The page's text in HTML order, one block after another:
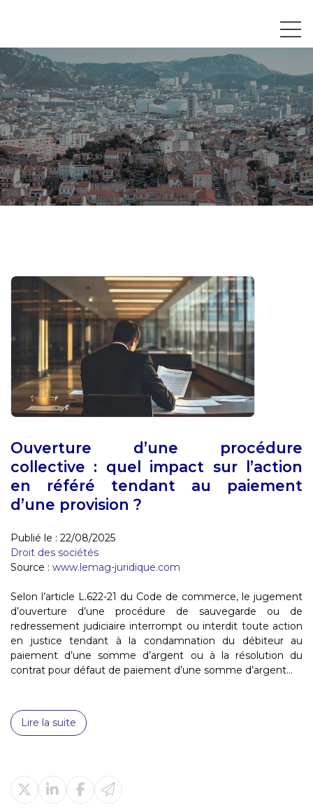
Ouverture d’une procédure
collective : quel impact sur l’action
en référé tendant au paiement
d’une provision ?
Publié le : 22/08/2025
Droit des sociétés
Source : www.lemag-juridique.com
Selon l’article L.622-21 du Code de commerce, le jugement
d’ouverture d’une procédure de sauvegarde ou de
redressement judiciaire interrompt ou interdit toute action
en justice tendant à la condamnation du débiteur au
paiement d’une somme d’argent ou à la résolution du
contrat pour défaut de paiement d’une somme d’argent...
Lire la suite